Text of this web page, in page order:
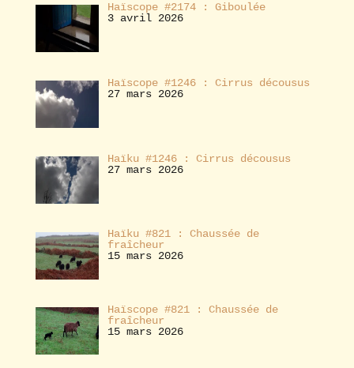
Haïscope #2174 : Giboulée
3 avril 2026
Haïscope #1246 : Cirrus décousus
27 mars 2026
Haïku #1246 : Cirrus décousus
27 mars 2026
Haïku #821 : Chaussée de
fraîcheur
15 mars 2026
Haïscope #821 : Chaussée de
fraîcheur
15 mars 2026